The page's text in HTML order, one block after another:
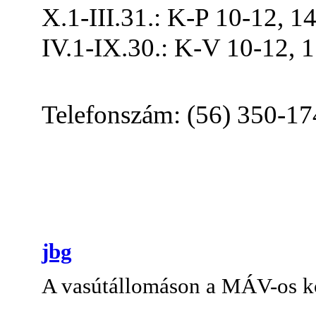
X.1-III.31.: K-P 10-12,
IV.1-IX.30.: K-V 10-12,
Telefonszám: (56) 350-
jbg
A vasútállomáson a MÁV-os